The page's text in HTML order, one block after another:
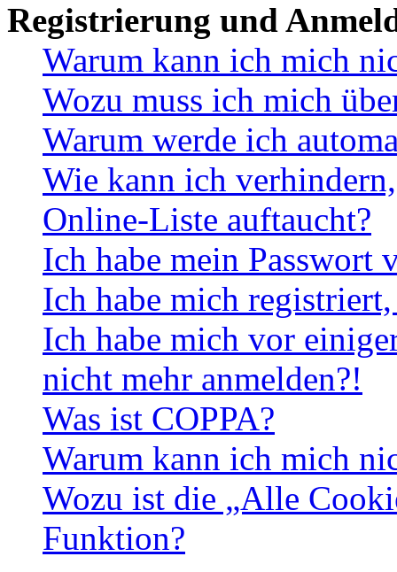
Registrierung und
Warum kann ich mich
Wozu muss ich mich
Warum werde ich
Wie kann ich
Online-Liste auftaucht?
Ich habe mein Passwort
Ich habe mich
Ich habe mich vor
nicht mehr anmelden?!
Was ist COPPA?
Warum kann ich mich
Wozu ist die „Alle
Funktion?